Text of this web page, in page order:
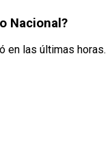
Nacional?
en las últimas horas.